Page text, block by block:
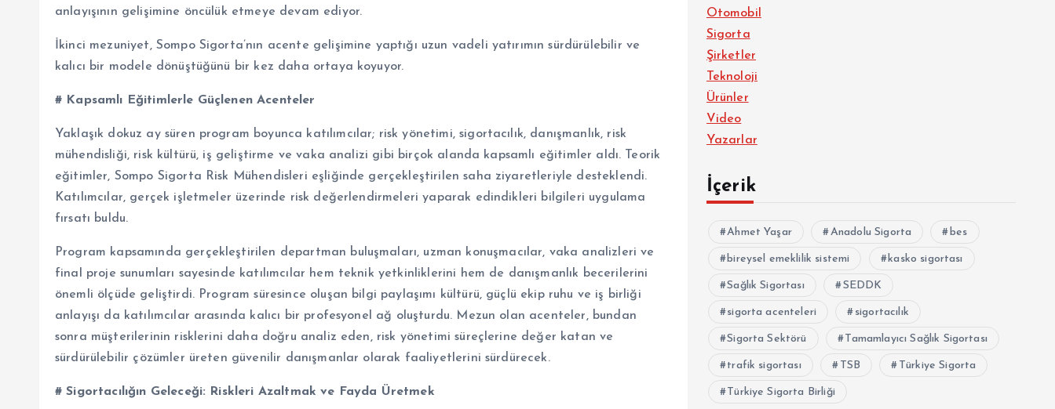
anlayışının gelişimine öncülük etmeye devam ediyor.
İkinci mezuniyet, Sompo Sigorta’nın acente gelişimine yaptığı uzun vadeli yatırımın sürdürülebilir ve
kalıcı bir modele dönüştüğünü bir kez daha ortaya koyuyor.
# Kapsamlı Eğitimlerle Güçlenen Acenteler
Yaklaşık dokuz ay süren program boyunca katılımcılar; risk yönetimi, sigortacılık, danışmanlık, risk
mühendisliği, risk kültürü, iş geliştirme ve vaka analizi gibi birçok alanda kapsamlı eğitimler aldı. Teorik
eğitimler, Sompo Sigorta Risk Mühendisleri eşliğinde gerçekleştirilen saha ziyaretleriyle desteklendi.
Katılımcılar, gerçek işletmeler üzerinde risk değerlendirmeleri yaparak edindikleri bilgileri uygulama
fırsatı buldu.
Program kapsamında gerçekleştirilen departman buluşmaları, uzman konuşmacılar, vaka analizleri ve
final proje sunumları sayesinde katılımcılar hem teknik yetkinliklerini hem de danışmanlık becerilerini
önemli ölçüde geliştirdi. Program süresince oluşan bilgi paylaşımı kültürü, güçlü ekip ruhu ve iş birliği
anlayışı da katılımcılar arasında kalıcı bir profesyonel ağ oluşturdu. Mezun olan acenteler, bundan
sonra müşterilerinin risklerini daha doğru analiz eden, risk yönetimi süreçlerine değer katan ve
sürdürülebilir çözümler üreten güvenilir danışmanlar olarak faaliyetlerini sürdürecek.
# Sigortacılığın Geleceği: Riskleri Azaltmak ve Fayda Üretmek
Otomobil
Sigorta
Şirketler
Teknoloji
Ürünler
Video
Yazarlar
İçerik
Ahmet Yaşar Anadolu Sigorta bes
bireysel emeklilik sistemi kasko sigortası
Sağlık Sigortası SEDDK
sigorta acenteleri sigortacılık
Sigorta Sektörü Tamamlayıcı Sağlık Sigortası
trafik sigortası TSB Türkiye Sigorta
Türkiye Sigorta Birliği